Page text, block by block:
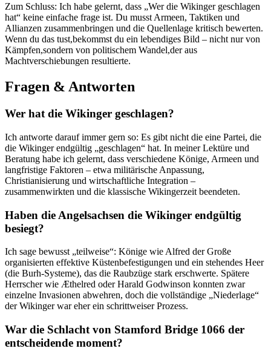
Zum Schluss: Ich habe gelernt, dass „Wer die‌ Wikinger geschlagen
hat“ keine einfache frage ​ist. ‌Du‌ musst Armeen, Taktiken und
Allianzen zusammenbringen​ und⁣ die Quellenlage kritisch bewerten.⁣
Wenn du⁤ das tust,bekommst⁢ du ein⁢ lebendiges Bild – nicht nur von
Kämpfen,sondern von politischem Wandel,der‌ aus
Machtverschiebungen resultierte.
Fragen⁣ & ​Antworten
Wer ​hat die Wikinger geschlagen?
Ich antworte darauf ​immer gern so: Es gibt nicht die eine​ Partei,⁣ die
‌die Wikinger endgültig „geschlagen“‍ hat. ​In meiner Lektüre und
⁣Beratung habe ich gelernt, dass verschiedene Könige, Armeen und
langfristige ​Faktoren⁣ – etwa militärische ​Anpassung,
Christianisierung und ‌wirtschaftliche ⁣Integration –
zusammenwirkten⁤ und die klassische Wikingerzeit beendeten.
Haben die Angelsachsen‍ die Wikinger endgültig‍
besiegt?
Ich sage bewusst ‍„teilweise“: ‌Könige ‍wie Alfred der‍ Große
organisierten ⁤effektive Küstenbefestigungen und ein​ stehendes ⁢Heer
⁢(die Burh-Systeme),‍ das ‍die Raubzüge stark ​erschwerte. Spätere‍
Herrscher‍ wie Æthelred oder Harald Godwinson ‌konnten zwar
einzelne Invasionen abwehren, doch die vollständige „Niederlage“
der Wikinger war⁣ eher‌ ein schrittweiser Prozess.
War die Schlacht von Stamford Bridge ‍1066 der
entscheidende moment?